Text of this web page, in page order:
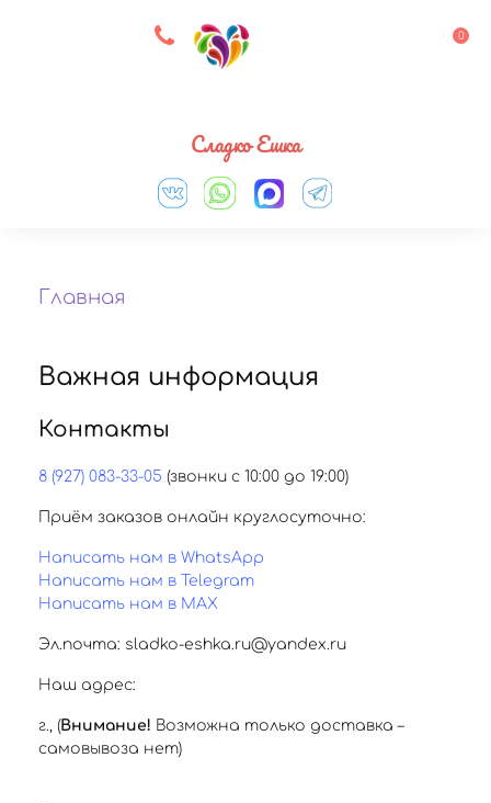
8 927 083 33 05 0
Сладко Ешка
Главная
Важная информация
Контакты
8 (927) 083-33-05 (звонки с 10:00 до 19:00)
Приём заказов онлайн круглосуточно:
Написать нам в WhatsApp
Написать нам в Telegram
Написать нам в MAX
Эл.почта: sladko-eshka.ru@yandex.ru
Наш адрес:
г. , (Внимание! Возможна только доставка –
самовывоза нет)